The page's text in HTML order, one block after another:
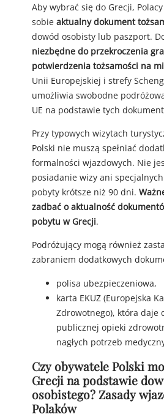
Aby wybrać się do Grecji,
sobie aktualny dokument
dowód osobisty lub paszport.
niezbędne do przekroczenia
potwierdzenia tożsamości na
Unii Europejskiej i strefy
umożliwia swobodne
UE na podstawie tych
Przy typowych wizytach
Polski nie muszą spełniać
formalności wjazdowych. Nie
posiadanie wizy ani
pobyty krótsze niż 90 dni.
zadbać o aktualność
pobytu w Grecji.
Podróżujący mogą również
zabraniem dodatkowych
polisa ubezpieczeniowa,
karta EKUZ (Europejska
Zdrowotnego), która daje
publicznej opieki
nagłych potrzeb
Czy obywatele Polski
Grecji na podstawie
osobistego? Zasady
Polaków